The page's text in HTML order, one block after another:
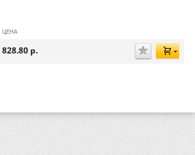
ЦЕНА
828.80 р.